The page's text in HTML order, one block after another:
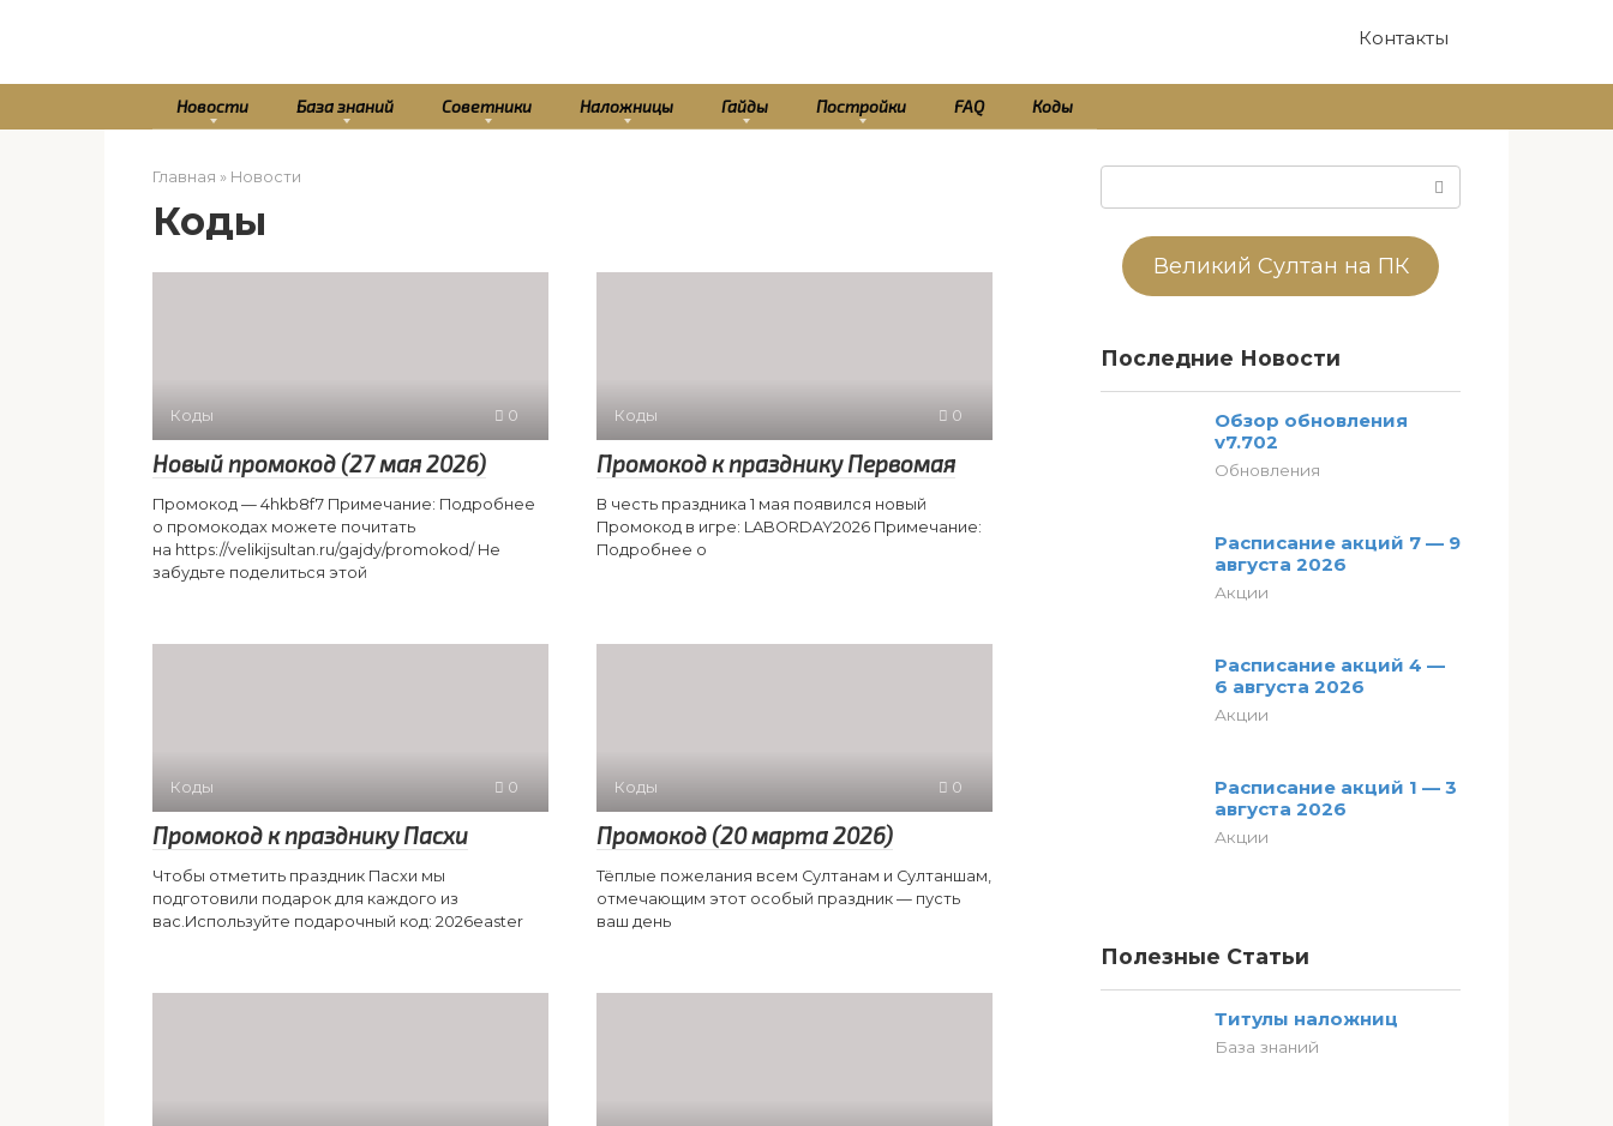
Контакты
Новости База знаний Советники Наложницы Гайды Постройки FAQ Коды
Главная » Новости
Коды
Коды 0
Новый промокод (27 мая 2026)
Промокод — 4hkb8f7 Примечание: Подробнее
о промокодах можете почитать
на https://velikijsultan.ru/gajdy/promokod/ Не
забудьте поделиться этой
Коды 0
Промокод к празднику Первомая
В честь праздника 1 мая появился новый
Промокод в игре: LABORDAY2026 Примечание:
Подробнее о
Коды 0
Промокод к празднику Пасхи
Чтобы отметить праздник Пасхи мы
подготовили подарок для каждого из
вас.Используйте подарочный код: 2026easter
Коды 0
Промокод (20 марта 2026)
Тёплые пожелания всем Султанам и Султаншам,
отмечающим этот особый праздник — пусть
ваш день
Великий Султан на ПК
Последние Новости
Обзор обновления
v7.702
Обновления
Расписание акций 7 — 9
августа 2026
Акции
Расписание акций 4 —
6 августа 2026
Акции
Расписание акций 1 — 3
августа 2026
Акции
Полезные Статьи
Титулы наложниц
База знаний